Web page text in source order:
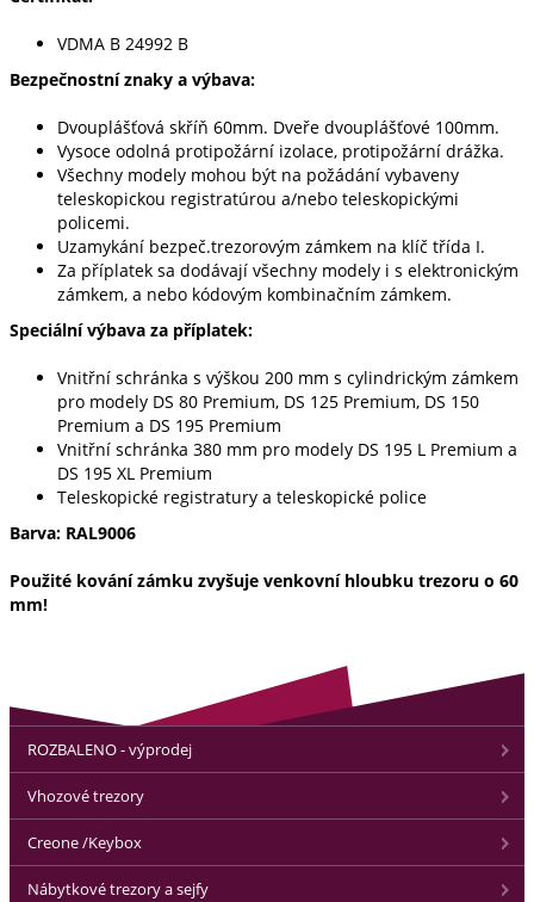
VDMA B 24992 B
Bezpečnostní znaky a výbava:
Dvouplášťová skříň 60mm. Dveře dvouplášťové 100mm.
Vysoce odolná protipožární izolace, protipožární drážka.
Všechny modely mohou být na požádání vybaveny
teleskopickou registratúrou a/nebo teleskopickými
policemi.
Uzamykání bezpeč.trezorovým zámkem na klíč třída I.
Za příplatek sa dodávají všechny modely i s elektronickým
zámkem, a nebo kódovým kombinačním zámkem.
Speciální výbava za příplatek:
Vnitřní schránka s výškou 200 mm s cylindrickým zámkem
pro modely DS 80 Premium, DS 125 Premium, DS 150
Premium a DS 195 Premium
Vnitřní schránka 380 mm pro modely DS 195 L Premium a
DS 195 XL Premium
Teleskopické registratury a teleskopické police
Barva: RAL9006
Použité kování zámku zvyšuje venkovní hloubku trezoru o 60
mm!
ROZBALENO - výprodej
Vhozové trezory
Creone /Keybox
Nábytkové trezory a sejfy